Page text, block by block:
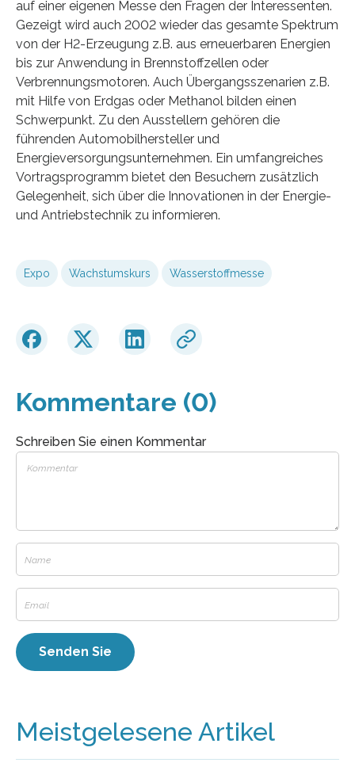
auf einer eigenen Messe den Fragen der Interessenten.
Gezeigt wird auch 2002 wieder das gesamte Spektrum
von der H2-Erzeugung z.B. aus erneuerbaren Energien
bis zur Anwendung in Brennstoffzellen oder
Verbrennungsmotoren. Auch Übergangsszenarien z.B.
mit Hilfe von Erdgas oder Methanol bilden einen
Schwerpunkt. Zu den Ausstellern gehören die
führenden Automobilhersteller und
Energieversorgungsunternehmen. Ein umfangreiches
Vortragsprogramm bietet den Besuchern zusätzlich
Gelegenheit, sich über die Innovationen in der Energie-
und Antriebstechnik zu informieren.
Expo Wachstumskurs Wasserstoffmesse
Kommentare (0)
Schreiben Sie einen Kommentar
Meistgelesene Artikel